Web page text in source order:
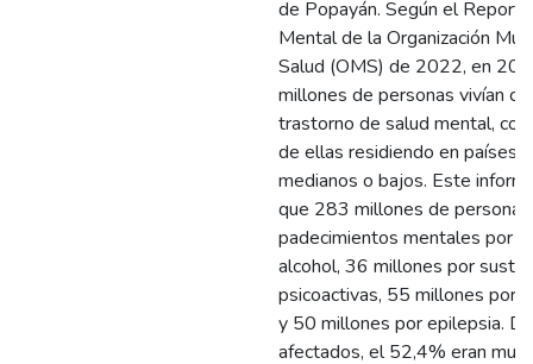
de Popayán. Según el
Mental de la Organización
Salud (OMS) de 2022, en
millones de personas vivían
trastorno de salud mental,
de ellas residiendo en países
medianos o bajos. Este
que 283 millones de
padecimientos mentales por
alcohol, 36 millones por
psicoactivas, 55 millones por
y 50 millones por epilepsia.
afectados, el 52,4% eran